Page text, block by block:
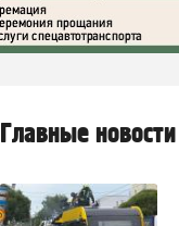
Главные